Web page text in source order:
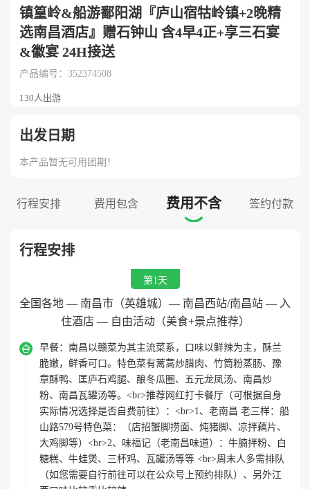
镇篁岭&船游鄱阳湖『庐山宿牯岭镇+2晚精
选南昌酒店』赠石钟山 含4早4正+享三石宴
&徽宴 24H接送
产品编号：352374508
130人出游
出发日期
本产品暂无可用团期！
行程安排 费用包含 费用不含 签约付款

行程安排
第1天
全国各地 — 南昌市（英雄城）— 南昌西站/南昌站 — 入
住酒店 — 自由活动（美食+景点推荐）
 早餐： 南昌以赣菜为其主流菜系，口味以鲜辣为主，酥兰
脆嫩，鲜香可口。特色菜有蓠蒿炒腊肉、竹筒粉蒸肠、豫
章酥鸭、匡庐石鸡腿、酿冬瓜圈、五元龙凤汤、南昌炒
粉、南昌瓦罐汤等。<br>推荐网红打卡餐厅（可根据自身
实际情况选择是否自费前往）：<br>1、老南昌 老三样：船
山路579号特色菜：（店招蟹脚捞面、炖猪脚、凉拌藕片、
大鸡脚等）<br>2、味福记（老南昌味道）：牛腩拌粉、白
糖糕、牛蛙煲、三杯鸡、瓦罐汤等等 <br>周末人多需排队
（如您需要自行前往可以在公众号上预约排队）、另外江